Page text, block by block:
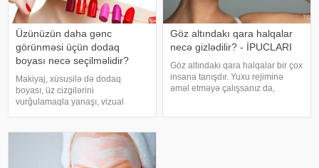
Üzünüzün daha gənc
görünməsi üçün dodaq
boyası necə seçilməlidir?
Makiyaj, xüsusilə də dodaq
boyası, üz cizgilərini
vurğulamaqla yanaşı, vizual
seçilmiş çalarlar dodaqlara
təravət, dolğunluq və gənclik
Göz altındakı qara halqalar
necə gizlədilir? - İPUCLARI
Göz altındakı qara halqalar bir çox
insana tanışdır. Yuxu rejiminə
əməl etməyə çalışsanız da,